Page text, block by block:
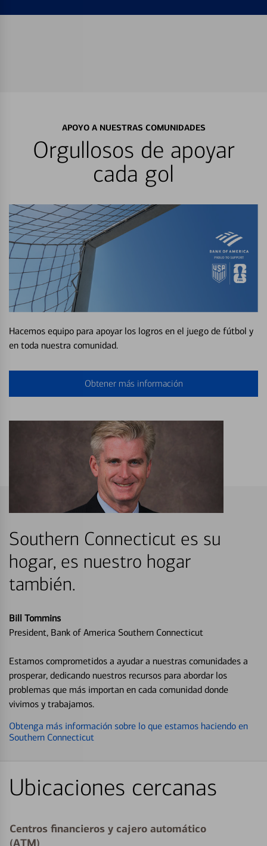
APOYO A NUESTRAS COMUNIDADES
Orgullosos de apoyar
cada gol
Hacemos equipo para apoyar los logros en el juego de fútbol y
en toda nuestra comunidad.
Obtener más información
Southern Connecticut es su
hogar, es nuestro hogar
también.
Bill Tommins
President, Bank of America Southern Connecticut
Estamos comprometidos a ayudar a nuestras comunidades a
prosperar, dedicando nuestros recursos para abordar los
problemas que más importan en cada comunidad donde
vivimos y trabajamos.
Obtenga más información sobre lo que estamos haciendo en
Southern Connecticut
Ubicaciones cercanas
Centros financieros y cajero automático
(ATM)